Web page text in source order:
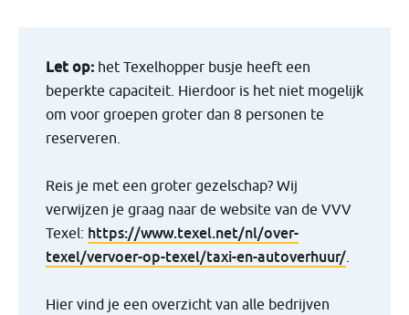
Let op: het Texelhopper busje heeft een
beperkte capaciteit. Hierdoor is het niet mogelijk
om voor groepen groter dan 8 personen te
reserveren.
Reis je met een groter gezelschap? Wij
verwijzen je graag naar de website van de VVV
Texel: https://www.texel.net/nl/over-
texel/vervoer-op-texel/taxi-en-autoverhuur/
Hier vind je een overzicht van alle bedrijven